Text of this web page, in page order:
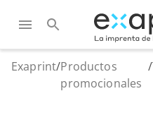
Exaprint/Productos
promocionales
/